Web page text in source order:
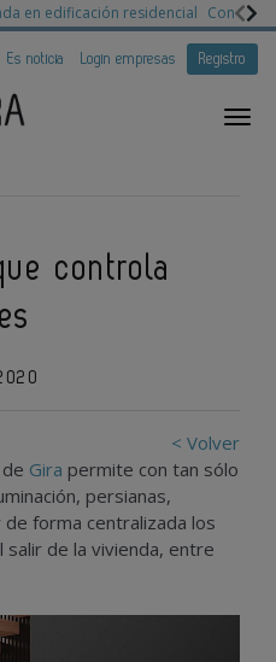
en edificación residencial
Es noticia Login empresas Registro
controla
< Volver
de Gira permite con tan sólo
persianas,
forma centralizada los
de la vivienda, entre